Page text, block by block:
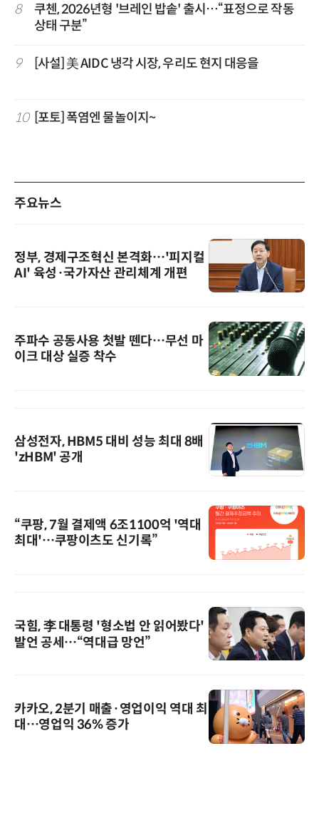
8
쿠첸, 2026년형 '브레인 밥솥' 출시…“표정으로 작동
상태 구분”
9 [사설] 美 AIDC 냉각 시장, 우리도 현지 대응을
10 [포토] 폭염엔 물놀이지~
주요뉴스
정부, 경제구조혁신 본격화…'피지컬
AI' 육성·국가자산 관리체계 개편
주파수 공동사용 첫발 뗀다…무선 마
이크 대상 실증 착수
삼성전자, HBM5 대비 성능 최대 8배
'zHBM' 공개
“쿠팡, 7월 결제액 6조1100억 '역대
최대'…쿠팡이츠도 신기록”
국힘, 李 대통령 '형소법 안 읽어봤다'
발언 공세…“역대급 망언”
카카오, 2분기 매출·영업이익 역대 최
대…영업익 36% 증가